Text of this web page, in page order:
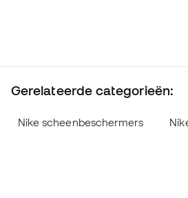
Gerelateerde categorieën:
Nike scheenbeschermers